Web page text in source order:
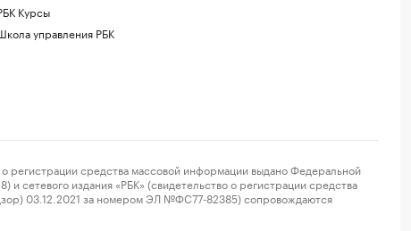
Курсы
управления РБК
средства массовой информации выдано Федеральной
издания «РБК» (свидетельство о регистрации средства
03.12.2021 за номером ЭЛ №ФС77-82385) сопровождаются